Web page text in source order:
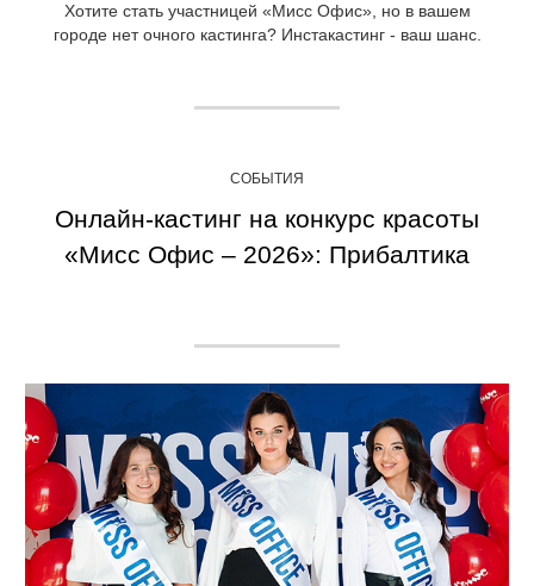
Хотите стать участницей «Мисс Офис», но в вашем
городе нет очного кастинга? Инстакастинг - ваш шанс.
СОБЫТИЯ
Онлайн-кастинг на конкурс красоты
«Мисс Офис – 2026»: Прибалтика